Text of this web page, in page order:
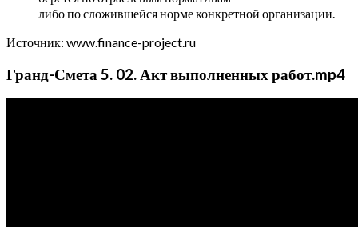
либо по сложившейся норме конкретной организации.
Источник: www.finance-project.ru
Гранд-Смета 5. 02. Акт выполненных работ.mp4